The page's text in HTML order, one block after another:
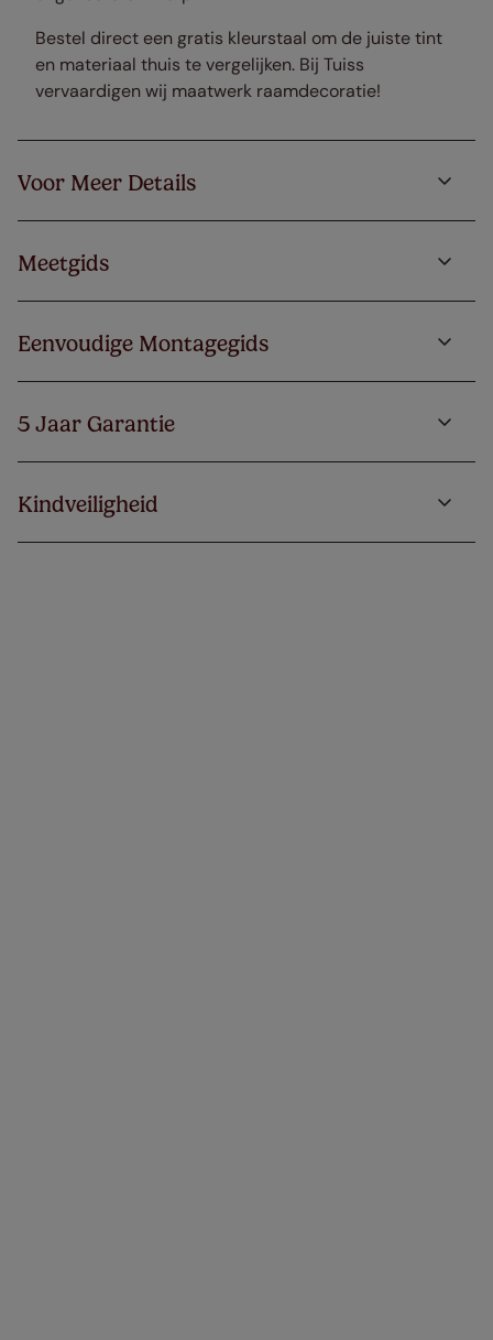
Bestel direct een gratis kleurstaal om de juiste tint
en materiaal thuis te vergelijken. Bij Tuiss
vervaardigen wij maatwerk raamdecoratie!
Voor Meer Details
Meetgids
Eenvoudige Montagegids
5 Jaar Garantie
Kindveiligheid